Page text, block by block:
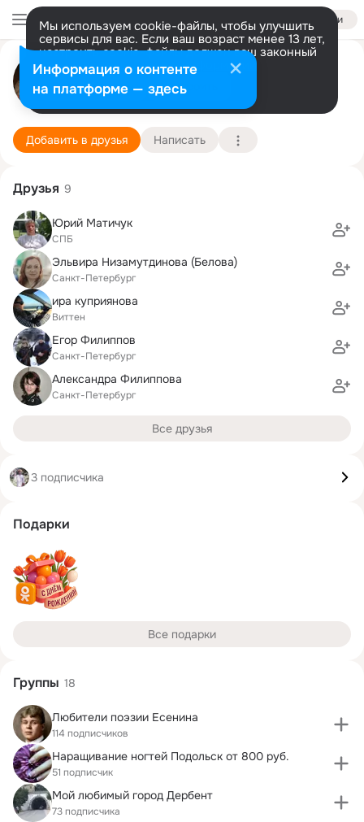
Войти
Мы используем cookie-файлы, чтобы улучшить
сервисы для вас. Если ваш возраст менее 13 лет,
настроить cookie-файлы должен ваш законный
представитель. Больше информации
Разрешить все Настроить
Дарья Дианова
Санкт-Петербург
203 школа им. А.С. Грибоедова
Подробнее
Добавить в друзья Написать
Друзья 9
Юрий Матичук
СПБ
Эльвира Низамутдинова (Белова)
Санкт-Петербург
ира куприянова
Виттен
Егор Филиппов
Санкт-Петербург
Александра Филиппова
Санкт-Петербург
Все друзья
3 подписчика
Подарки
Все подарки
Группы 18
Любители поэзии Есенина
114 подписчиков
Наращивание ногтей Подольск от 800 руб.
51 подписчик
Мой любимый город Дербент
73 подписчика
Информация о контенте
на платформе — здесь